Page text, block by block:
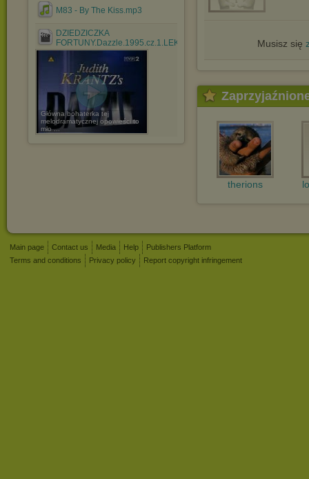
M83 - By The Kiss.mp3
DZIEDZICZKA
FORTUNY.Dazzle.1995.cz.1.LEKTOR.avi
Główna bohaterka tej
melodramatycznej opowieści to
mło ...
Musisz się
therions
Main page Contact us Media Help
Publishers Platform
Terms and conditions
Privacy policy Report copyright infringement